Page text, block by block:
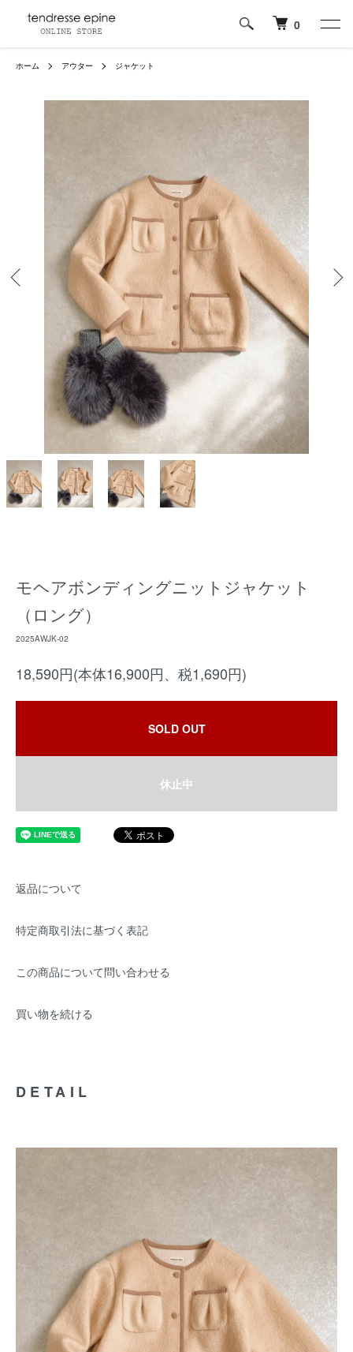
0
ホーム アウター ジャケット
モヘアボンディングニットジャケット
（ロング）
2025AWJK-02
18,590円(本体16,900円、税1,690円)
SOLD OUT
休止中
返品について
特定商取引法に基づく表記
この商品について問い合わせる
買い物を続ける
DETAIL